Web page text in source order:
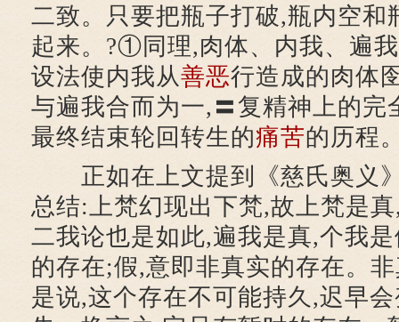
二致。只要把瓶子打破,瓶内空和
起来。?①同理,肉体、内我、遍
设法使内我从善恶行造成的肉体
与遍我合而为一,〓复精神上的完
最终结束轮回转生的痛苦的历程
正如在上文提到《慈氏奥义
总结:上梵幻现出下梵,故上梵是
二我论也是如此,遍我是真,个我
的存在;假,意即非真实的存在。
是说,这个存在不可能持久,迟早